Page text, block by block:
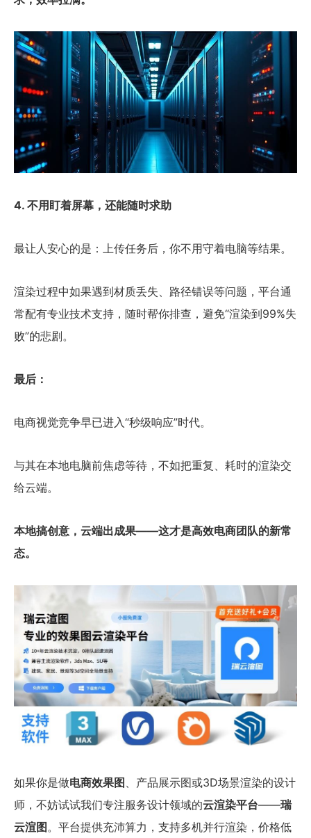
4. 不用盯着屏幕，还能随时求助
最让人安心的是：上传任务后，你不用守着电脑等结果。
渲染过程中如果遇到材质丢失、路径错误等问题，平台通
常配有专业技术支持，随时帮你排查，避免“渲染到99%失
败”的悲剧。
最后：
电商视觉竞争早已进入“秒级响应”时代。
与其在本地电脑前焦虑等待，不如把重复、耗时的渲染交
给云端。
本地搞创意，云端出成果——这才是高效电商团队的新常
态。
如果你是做电商效果图 、产品展示图或3D场景渲染的设计
师，不妨试试我们专注服务设计领域的云渲染平台——瑞
云渲图。平台提供充沛算力，支持多机并行渲染，价格低